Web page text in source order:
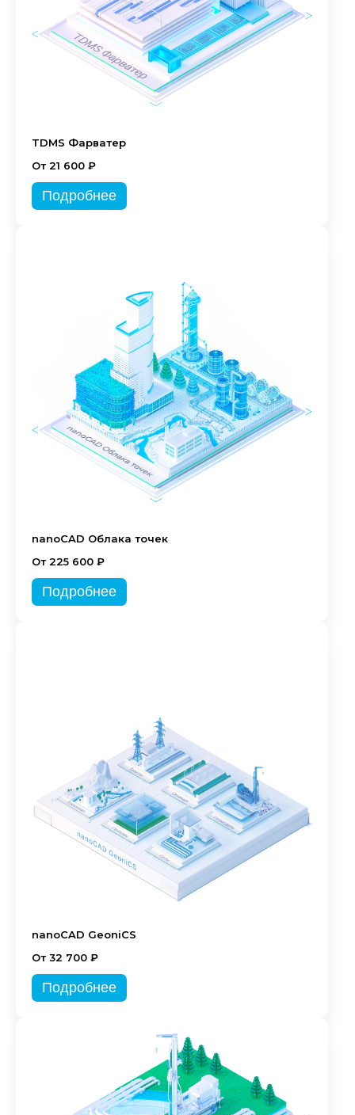
TDMS Фарватер
От 21 600 ₽
Подробнее
nanoCAD Облака точек
От 225 600 ₽
Подробнее
nanoCAD GeoniCS
От 32 700 ₽
Подробнее